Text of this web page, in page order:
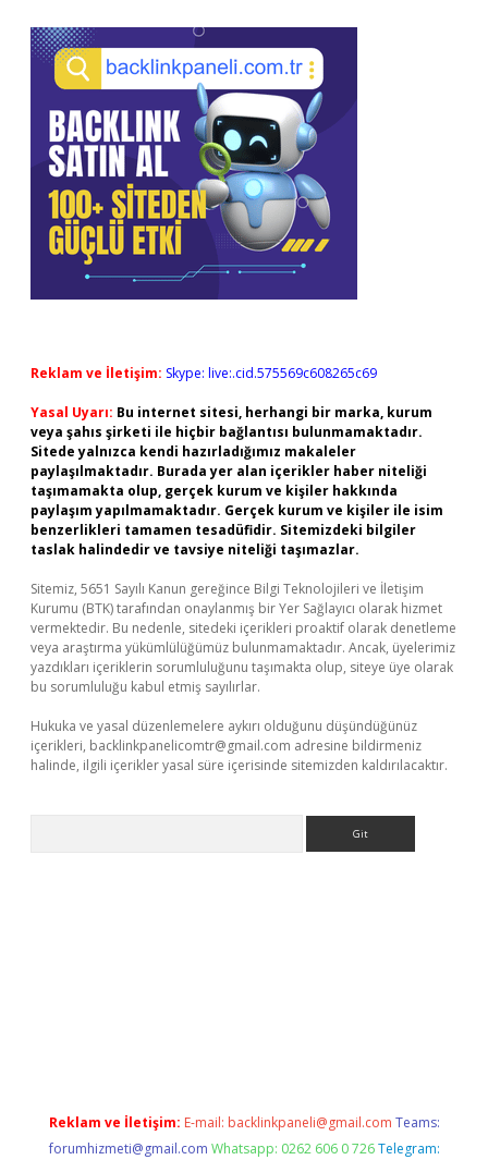
Reklam ve İletişim: Skype: live:.cid.575569c608265c69
Yasal Uyarı: Bu internet sitesi, herhangi bir marka, kurum
veya şahıs şirketi ile hiçbir bağlantısı bulunmamaktadır.
Sitede yalnızca kendi hazırladığımız makaleler
paylaşılmaktadır. Burada yer alan içerikler haber niteliği
taşımamakta olup, gerçek kurum ve kişiler hakkında
paylaşım yapılmamaktadır. Gerçek kurum ve kişiler ile isim
benzerlikleri tamamen tesadüfidir. Sitemizdeki bilgiler
taslak halindedir ve tavsiye niteliği taşımazlar.
Sitemiz, 5651 Sayılı Kanun gereğince Bilgi Teknolojileri ve İletişim
Kurumu (BTK) tarafından onaylanmış bir Yer Sağlayıcı olarak hizmet
vermektedir. Bu nedenle, sitedeki içerikleri proaktif olarak denetleme
veya araştırma yükümlülüğümüz bulunmamaktadır. Ancak, üyelerimiz
yazdıkları içeriklerin sorumluluğunu taşımakta olup, siteye üye olarak
bu sorumluluğu kabul etmiş sayılırlar.
Hukuka ve yasal düzenlemelere aykırı olduğunu düşündüğünüz
içerikleri, backlinkpanelicomtr@gmail.com adresine bildirmeniz
halinde, ilgili içerikler yasal süre içerisinde sitemizden kaldırılacaktır.
Reklam ve İletişim: E-mail: backlinkpaneli@gmail.com Teams:
forumhizmeti@gmail.com Whatsapp: 0262 606 0 726 Telegram: